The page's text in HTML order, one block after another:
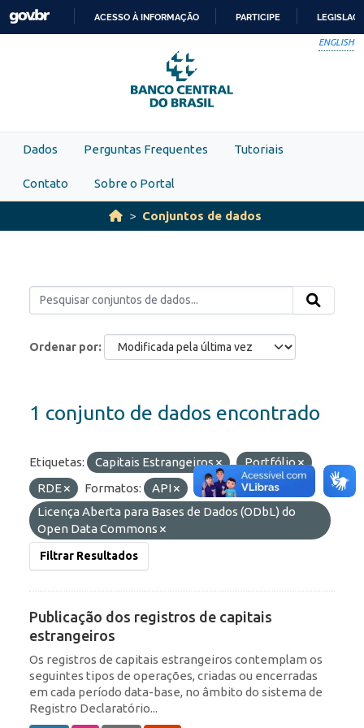
Skip to main content
PARA
O
CONTEÚDO
ACESSO À INFORMAÇÃO PARTICIPE
ENGLISH
Dados Perguntas Frequentes Tutoriais
Contato Sobre o Portal
Conjuntos de dados
Ordenar por
1 conjunto de dados encontrado
Etiquetas: Capitais Estrangeiros
Portfólio
RDE
Formatos: API
Licenças:
Licença Aberta para Bases de Dados (ODbL) do
Open Data Commons
Filtrar Resultados
Publicação dos registros de capitais
estrangeiros
Os registros de capitais estrangeiros contemplam os
seguintes tipos de operações, criadas ou encerradas
em cada período data-base, no âmbito do sistema de
Registro Declaratório...